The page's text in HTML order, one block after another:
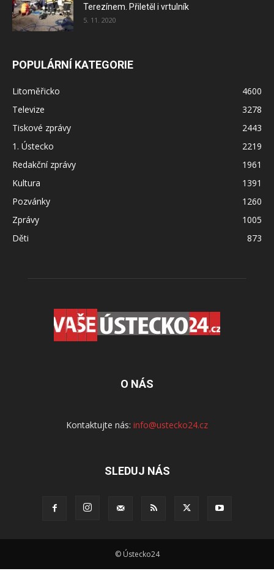
Terezínem. Přiletěl i vrtulník
5. 11. 2020
POPULÁRNÍ KATEGORIE
Litoměřicko
4600
Televize
3278
Tiskové zprávy
2443
1. Ústecko
2219
Redakční zprávy
1961
Kultura
1391
Pozvánky
1260
Zprávy
1005
Děti
873
O NÁS
Kontaktujte nás: info@ustecko24.cz
SLEDUJ NÁS
© Ústecko24